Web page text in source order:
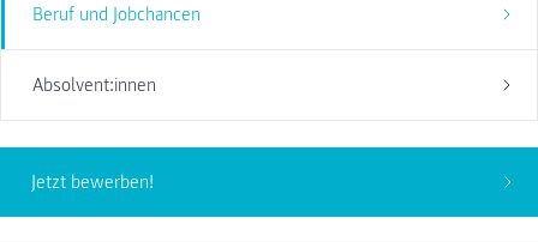
Beruf und Jobchancen
Absolvent:innen
Jetzt bewerben!